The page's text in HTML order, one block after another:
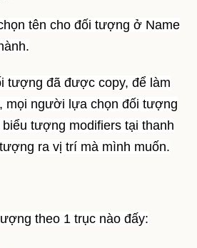
tên cho đối tượng ở Name
tượng đã được copy, để làm
mọi người lựa chọn đối tượng
tượng modifiers tại thanh
ra vị trí mà mình muốn.
theo 1 trục nào đấy: